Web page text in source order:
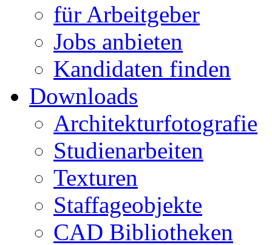
für Arbeitgeber
Jobs anbieten
Kandidaten finden
Downloads
Architekturfotografie
Studienarbeiten
Texturen
Staffageobjekte
CAD Bibliotheken